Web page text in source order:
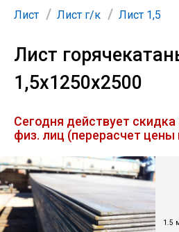
Арматура
Труба профильная
Лист
Уголок
Балка
Лист Лист г/к Лист 1,5
Лист
1,5х1250х2500
Сегодня действует
физ. лиц (перерасчет цены
1.5